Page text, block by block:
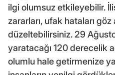
ilgi olumsuz etkileyebilir.
zararları, ufak hataları göz
düzeltebilirsiniz. 29
yaratacağı 120 derecelik
olumlu hale getirmenize